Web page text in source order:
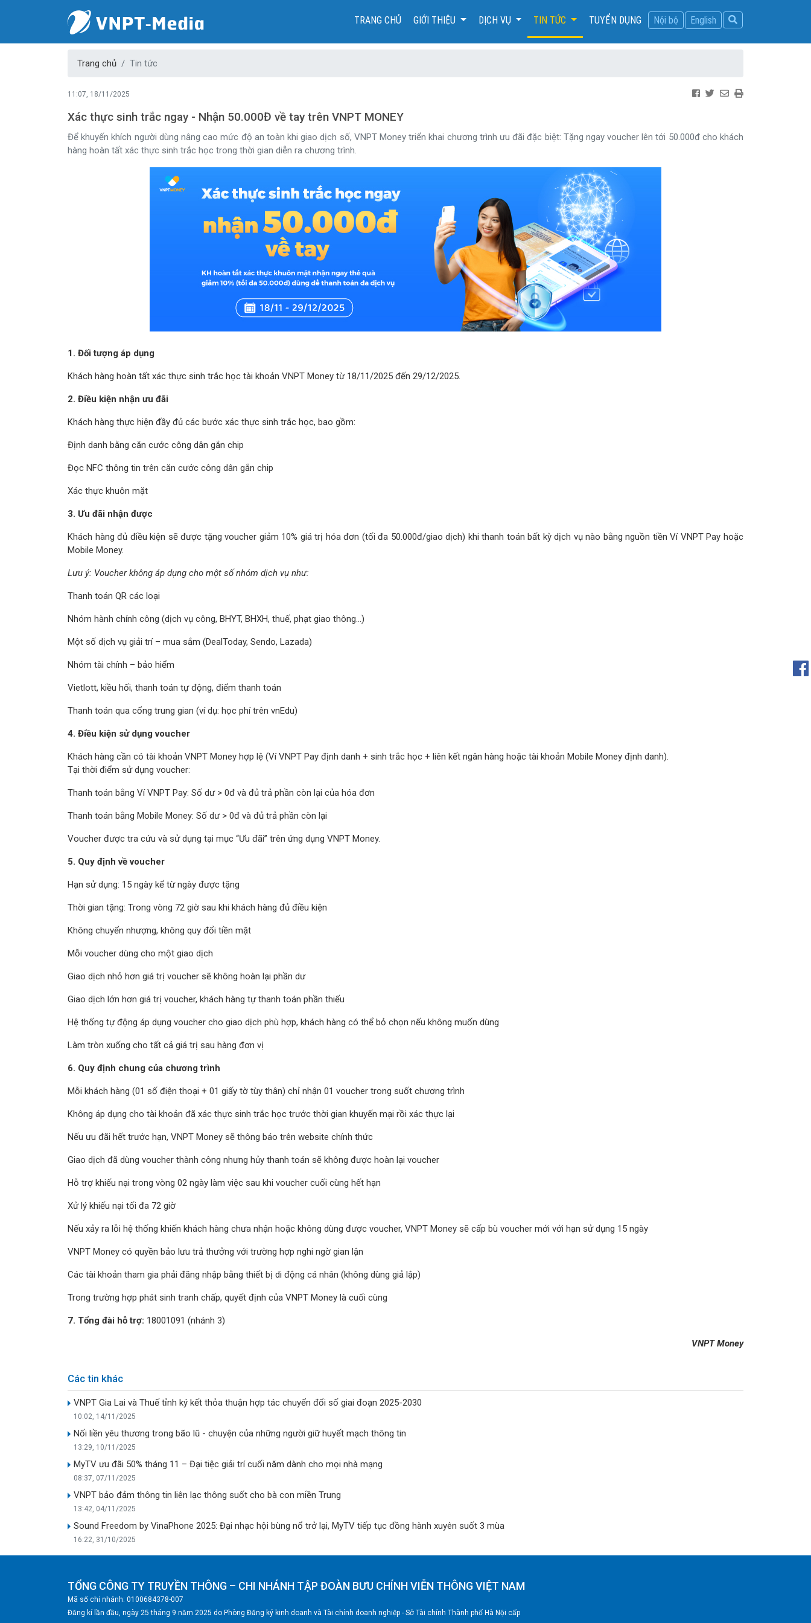
TRANG CHỦ(CURRENT)
GIỚI THIỆU DỊCH VỤ TIN TỨC TUYỂN DỤNG Nội bộ English
Trang chủ Tin tức
11:07, 18/11/2025
Xác thực sinh trắc ngay - Nhận 50.000Đ về tay trên VNPT MONEY
Để khuyến khích người dùng nâng cao mức độ an toàn khi giao dịch số, VNPT Money triển khai chương trình ưu đãi đặc biệt: Tặng ngay voucher lên tới 50.000đ cho khách
hàng hoàn tất xác thực sinh trắc học trong thời gian diễn ra chương trình.
1. Đối tượng áp dụng
Khách hàng hoàn tất xác thực sinh trắc học tài khoản VNPT Money từ 18/11/2025 đến 29/12/2025.
2. Điều kiện nhận ưu đãi
Khách hàng thực hiện đầy đủ các bước xác thực sinh trắc học, bao gồm:
Định danh bằng căn cước công dân gắn chip
Đọc NFC thông tin trên căn cước công dân gắn chip
Xác thực khuôn mặt
3. Ưu đãi nhận được
Khách hàng đủ điều kiện sẽ được tặng voucher giảm 10% giá trị hóa đơn (tối đa 50.000đ/giao dịch) khi thanh toán bất kỳ dịch vụ nào bằng nguồn tiền Ví VNPT Pay hoặc
Mobile Money.
Lưu ý: Voucher không áp dụng cho một số nhóm dịch vụ như:
Thanh toán QR các loại
Nhóm hành chính công (dịch vụ công, BHYT, BHXH, thuế, phạt giao thông…)
Một số dịch vụ giải trí – mua sắm (DealToday, Sendo, Lazada)
Nhóm tài chính – bảo hiểm
Vietlott, kiều hối, thanh toán tự động, điểm thanh toán
Thanh toán qua cổng trung gian (ví dụ: học phí trên vnEdu)
4. Điều kiện sử dụng voucher
Khách hàng cần có tài khoản VNPT Money hợp lệ (Ví VNPT Pay định danh + sinh trắc học + liên kết ngân hàng hoặc tài khoản Mobile Money định danh).
Tại thời điểm sử dụng voucher:
Thanh toán bằng Ví VNPT Pay: Số dư > 0đ và đủ trả phần còn lại của hóa đơn
Thanh toán bằng Mobile Money: Số dư > 0đ và đủ trả phần còn lại
Voucher được tra cứu và sử dụng tại mục “Ưu đãi” trên ứng dụng VNPT Money.
5. Quy định về voucher
Hạn sử dụng: 15 ngày kể từ ngày được tặng
Thời gian tặng: Trong vòng 72 giờ sau khi khách hàng đủ điều kiện
Không chuyển nhượng, không quy đổi tiền mặt
Mỗi voucher dùng cho một giao dịch
Giao dịch nhỏ hơn giá trị voucher sẽ không hoàn lại phần dư
Giao dịch lớn hơn giá trị voucher, khách hàng tự thanh toán phần thiếu
Hệ thống tự động áp dụng voucher cho giao dịch phù hợp, khách hàng có thể bỏ chọn nếu không muốn dùng
Làm tròn xuống cho tất cả giá trị sau hàng đơn vị
6. Quy định chung của chương trình
Mỗi khách hàng (01 số điện thoại + 01 giấy tờ tùy thân) chỉ nhận 01 voucher trong suốt chương trình
Không áp dụng cho tài khoản đã xác thực sinh trắc học trước thời gian khuyến mại rồi xác thực lại
Nếu ưu đãi hết trước hạn, VNPT Money sẽ thông báo trên website chính thức
Giao dịch đã dùng voucher thành công nhưng hủy thanh toán sẽ không được hoàn lại voucher
Hỗ trợ khiếu nại trong vòng 02 ngày làm việc sau khi voucher cuối cùng hết hạn
Xử lý khiếu nại tối đa 72 giờ
Nếu xảy ra lỗi hệ thống khiến khách hàng chưa nhận hoặc không dùng được voucher, VNPT Money sẽ cấp bù voucher mới với hạn sử dụng 15 ngày
VNPT Money có quyền bảo lưu trả thưởng với trường hợp nghi ngờ gian lận
Các tài khoản tham gia phải đăng nhập bằng thiết bị di động cá nhân (không dùng giả lập)
Trong trường hợp phát sinh tranh chấp, quyết định của VNPT Money là cuối cùng
7. Tổng đài hỗ trợ: 18001091 (nhánh 3)
VNPT Money
Các tin khác
VNPT Gia Lai và Thuế tỉnh ký kết thỏa thuận hợp tác chuyển đổi số giai đoạn 2025-2030
10:02, 14/11/2025
Nối liền yêu thương trong bão lũ - chuyện của những người giữ huyết mạch thông tin
13:29, 10/11/2025
MyTV ưu đãi 50% tháng 11 – Đại tiệc giải trí cuối năm dành cho mọi nhà mạng
08:37, 07/11/2025
VNPT bảo đảm thông tin liên lạc thông suốt cho bà con miền Trung
13:42, 04/11/2025
Sound Freedom by VinaPhone 2025: Đại nhạc hội bùng nổ trở lại, MyTV tiếp tục đồng hành xuyên suốt 3 mùa
16:22, 31/10/2025
TỔNG CÔNG TY TRUYỀN THÔNG – CHI NHÁNH TẬP ĐOÀN BƯU CHÍNH VIỄN THÔNG VIỆT NAM
Mã số chi nhánh: 0100684378-007
Đăng kí lần đầu, ngày 25 tháng 9 năm 2025 do Phòng Đăng ký kinh doanh và Tài chính doanh nghiệp - Sở Tài chính Thành phố Hà Nội cấp